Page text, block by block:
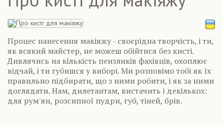
Процес нанесення макіяжу - своєрідна творчість, і ти,
як всякий майстер, не можеш обійтися без кисті.
Дивлячись на кількість пензликів фахівців, охоплює
відчай, і ти губишся у виборі. Ми розповімо тобі як їх
правильно підбирати, що з ними робити, і як за ними
доглядати. Нам, дилетантам, вистачить і декількох:
для рум'ян, розсипної пудри, губ, тіней, брів.